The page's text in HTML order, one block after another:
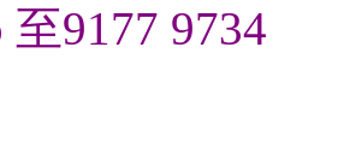
至9177 9734